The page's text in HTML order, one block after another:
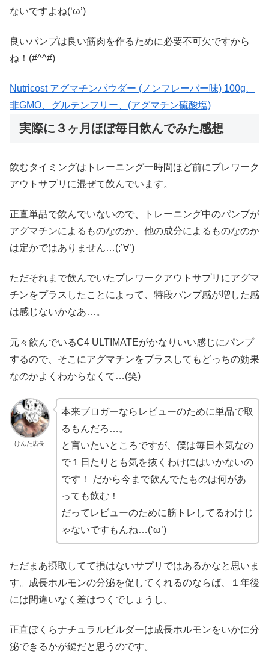
ないですよね(‘ω’)
良いパンプは良い筋肉を作るために必要不可欠ですから
ね！(#^^#)
Nutricost アグマチンパウダー (ノンフレーバー味) 100g、
非GMO、グルテンフリー、(アグマチン硫酸塩)
実際に３ヶ月ほぼ毎日飲んでみた感想
飲むタイミングはトレーニング一時間ほど前にプレワーク
アウトサプリに混ぜて飲んでいます。
正直単品で飲んでいないので、トレーニング中のパンプが
アグマチンによるものなのか、他の成分によるものなのか
は定かではありません…(;’∀’)
ただそれまで飲んでいたプレワークアウトサプリにアグマ
チンをプラスしたことによって、特段パンプ感が増した感
は感じないかなあ…。
元々飲んでいるC4 ULTIMATEがかなりいい感じにパンプ
するので、そこにアグマチンをプラスしてもどっちの効果
なのかよくわからなくて…(笑)
けんた店長
本来ブロガーならレビューのために単品で取
るもんだろ…。
と言いたいところですが、僕は毎日本気なの
で１日たりとも気を抜くわけにはいかないの
です！ だから今まで飲んでたものは何があ
っても飲む！
だってレビューのために筋トレしてるわけじ
ゃないですもんね…(‘ω’)
ただまあ摂取してて損はないサプリではあるかなと思いま
す。成長ホルモンの分泌を促してくれるのならば、１年後
には間違いなく差はつくでしょうし。
正直ぼくらナチュラルビルダーは成長ホルモンをいかに分
泌できるかが鍵だと思うのです。